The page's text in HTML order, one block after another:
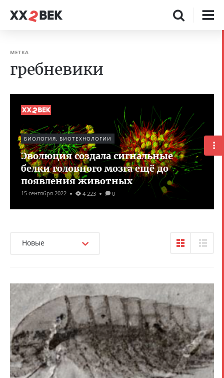
МЕТКА
гребневики
БИОЛОГИЯ, БИОТЕХНОЛОГИИ
Эволюция создала сигнальные
белки головного мозга ещё до
появления животных
15 сентября 2022 4 223 0
Новые